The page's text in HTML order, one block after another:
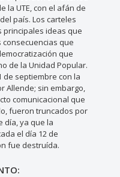
la UTE, con el afán de
país. Los carteles
principales ideas que
que
que
de la Unidad Popular.
de septiembre con la
Allende; sin embargo,
comunicacional que
fueron truncados por
día, ya que la
el día 12 de
fue destruída.